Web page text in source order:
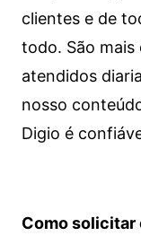
clientes e de
todo. São mais
atendidos
nosso
Digio é
Como solicitar